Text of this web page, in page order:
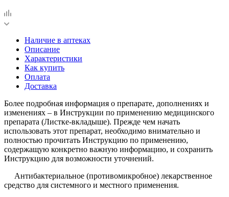
Наличие в аптеках
Описание
Характеристики
Как купить
Оплата
Доставка
Более подробная информация о препарате, дополнениях и
изменениях – в Инструкции по применению медицинского
препарата (Листке-вкладыше). Прежде чем начать
использовать этот препарат, необходимо внимательно и
полностью прочитать Инструкцию по применению,
содержащую конкретно важную информацию, и сохранить
Инструкцию для возможности уточнений.
Антибактериальное (противомикробное) лекарственное
средство для системного и местного применения.